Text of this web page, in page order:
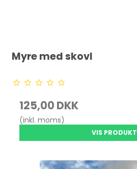
Myre med skovl
125,00 DKK
(inkl. moms)
VIS PRODUKT